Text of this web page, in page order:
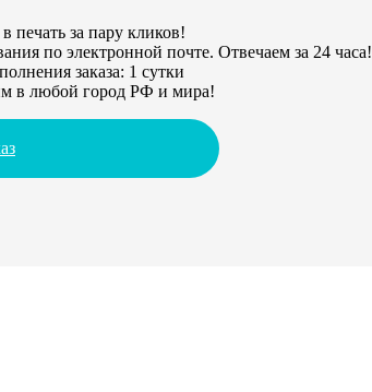
печать за пару кликов!
по электронной почте. Отвечаем за 24 часа!
заказа: 1 сутки
в любой город РФ и мира!